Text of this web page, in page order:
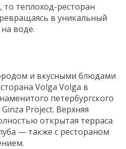
то теплоход-ресторан
в уникальный
воде.
и вкусными блюдами
Volga Volga в
петербургского
Project. Верхняя
открытая терраса
— также с рестораном